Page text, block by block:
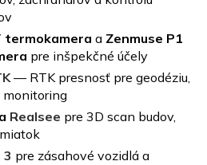
termokamera a Zenmuse P1
pre inšpekčné účely
— RTK presnosť pre geodéziu,
monitoring
a Realsee pre 3D scan budov,
3 pre zásahové vozidlá a